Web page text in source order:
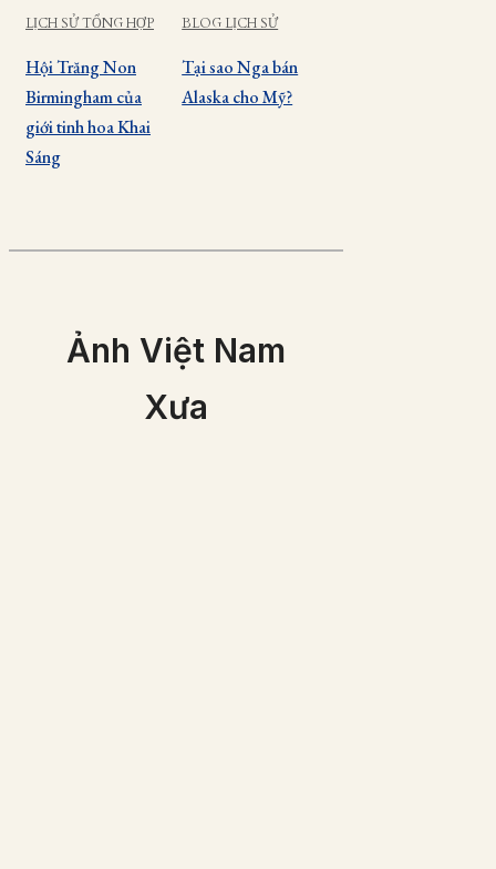
LỊCH SỬ TỔNG HỢP
Hội Trăng Non
Birmingham của
giới tinh hoa Khai
Sáng
BLOG LỊCH SỬ
Tại sao Nga bán
Alaska cho Mỹ?
Ảnh Việt Nam
Xưa